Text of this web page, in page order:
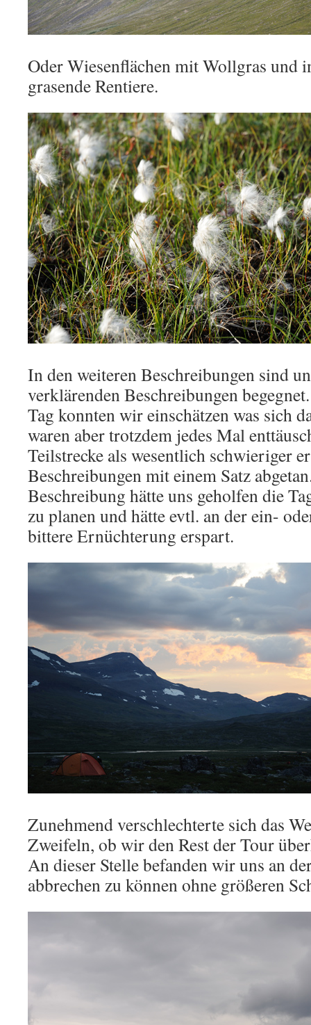
Oder Wiesenflächen mit Wollgras und
grasende Rentiere.
In den weiteren Beschreibungen sind
verklärenden Beschreibungen
Tag konnten wir einschätzen was sich
waren aber trotzdem jedes Mal
Teilstrecke als wesentlich schwieriger
Beschreibungen mit einem Satz
Beschreibung hätte uns geholfen die
zu planen und hätte evtl. an der ein-
bittere Ernüchterung erspart.
Zunehmend verschlechterte sich das
Zweifeln, ob wir den Rest der Tour
An dieser Stelle befanden wir uns an
abbrechen zu können ohne größeren